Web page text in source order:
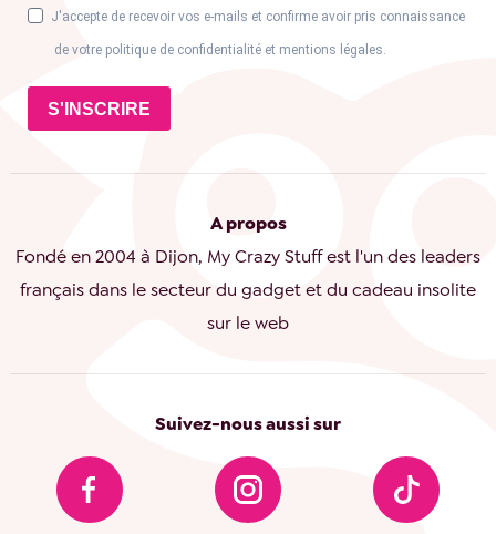
J'accepte de recevoir vos e-mails et confirme avoir pris connaissance
de votre politique de confidentialité et mentions légales.
S'INSCRIRE
A propos
Fondé en 2004 à Dijon, My Crazy Stuff est l'un des leaders
français dans le secteur du gadget et du cadeau insolite
sur le web
Suivez-nous aussi sur